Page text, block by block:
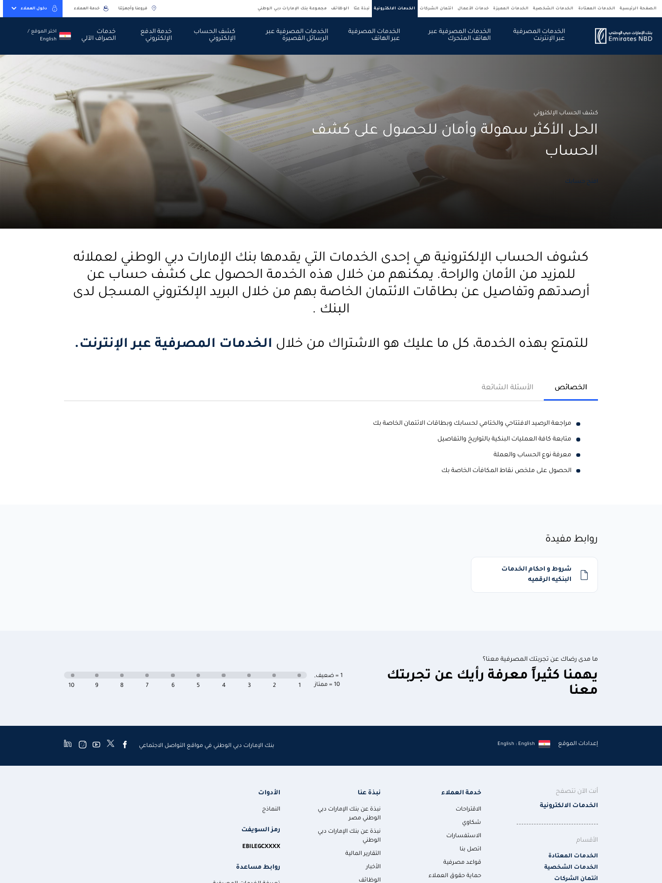
الصفحة الرئيسية الخدمات المعتادة الخدمات الشخصية الخدمات المميزة خدمات الأعمال ائتمان الشركات الخدمات الالكترونية نبذة عنّا الوظائف مجموعة بنك الإمارات دبي الوطني فروعنا وأجهزتنا خدمة العملاء دخول العملاء
الخدمات المصرفية
عبر الإنترنت
الخدمات المصرفية عبر
الهاتف المتحرك
الخدمات المصرفية
عبر الهاتف
الخدمات المصرفية عبر
الرسائل القصيرة
كشف الحساب
الإلكتروني
خدمة الدفع
الإلكتروني
خدمات
الصراف الآلي
اختر الموقع / English
اختر الموقع /
English
كشف الحساب الإلكتروني
الحل الأكثر سهولة وأمان للحصول على كشف
الحساب
افتح حسابك
كشوف الحساب الإلكترونية هي إحدى الخدمات التي يقدمها بنك الإمارات دبي الوطني لعملائه
للمزيد من الأمان والراحة. يمكنهم من خلال هذه الخدمة الحصول على كشف حساب عن
أرصدتهم وتفاصيل عن بطاقات الائتمان الخاصة بهم من خلال البريد الإلكتروني المسجل لدى
البنك .
للتمتع بهذه الخدمة، كل ما عليك هو الاشتراك من خلال الخدمات المصرفية عبر الإنترنت.
الخصائص الأسئلة الشائعة
مراجعة الرصيد الافتتاحي والختامي لحسابك وبطاقات الائتمان الخاصة بك
متابعة كافة العمليات البنكية بالتواريخ والتفاصيل
معرفة نوع الحساب والعملة
الحصول على ملخص نقاط المكافآت الخاصة بك
روابط مفيدة
شروط و احكام الخدمات
البنكيه الرقميه
ما مدى رضاك عن تجربتك المصرفية معنا؟
يهمنا كثيراً معرفة رأيك عن تجربتك
معنا
1 = ضعيف
,
10 = ممتاز
10 9 8 7 6 5 4 3 2 1
إعدادات الموقع English : English بنك الإمارات دبي الوطني في مواقع التواصل الاجتماعي
أنت الآن تتصفح
الخدمات الالكترونية
الأقسام
الخدمات المعتادة
الخدمات الشخصية
ائتمان الشركات
خدمة العملاء
الاقتراحات
شكاوي
الاستفسارات
اتصل بنا
قواعد مصرفية
حماية حقوق العملاء
نبذة عنا
نبذة عن بنك الإمارات دبي
الوطني مصر
نبذة عن بنك الإمارات دبي
الوطني
التقارير المالية
الأخبار
الوظائف
الأدوات
النماذج
رمز السويفت
EBILEGCXXXX
روابط مساعدة